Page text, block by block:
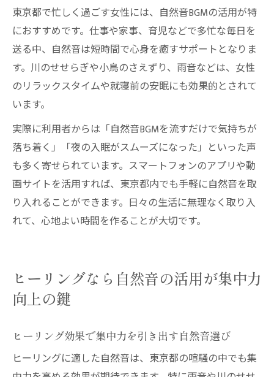
東京都で忙しく過ごす女性には、自然音BGMの活用が特
におすすめです。仕事や家事、育児などで多忙な毎日を
送る中、自然音は短時間で心身を癒すサポートとなりま
す。川のせせらぎや小鳥のさえずり、雨音などは、女性
のリラックスタイムや就寝前の安眠にも効果的とされて
います。
実際に利用者からは「自然音BGMを流すだけで気持ちが
落ち着く」「夜の入眠がスムーズになった」といった声
も多く寄せられています。スマートフォンのアプリや動
画サイトを活用すれば、東京都内でも手軽に自然音を取
り入れることができます。日々の生活に無理なく取り入
れて、心地よい時間を作ることが大切です。
ヒーリングなら自然音の活用が集中力
向上の鍵
ヒーリング効果で集中力を引き出す自然音選び
ヒーリングに適した自然音は、東京都の喧騒の中でも集